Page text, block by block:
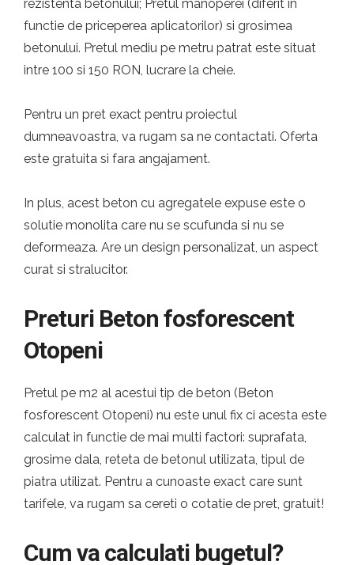
rezistenta betonului; Pretul manoperei (diferit in
functie de priceperea aplicatorilor) si grosimea
betonului. Pretul mediu pe metru patrat este situat
intre 100 si 150 RON, lucrare la cheie.
Pentru un pret exact pentru proiectul
dumneavoastra, va rugam sa ne contactati. Oferta
este gratuita si fara angajament.
In plus, acest beton cu agregatele expuse este o
solutie monolita care nu se scufunda si nu se
deformeaza. Are un design personalizat, un aspect
curat si stralucitor.
Preturi Beton fosforescent
Otopeni
Pretul pe m2 al acestui tip de beton (Beton
fosforescent Otopeni) nu este unul fix ci acesta este
calculat in functie de mai multi factori: suprafata,
grosime dala, reteta de betonul utilizata, tipul de
piatra utilizat. Pentru a cunoaste exact care sunt
tarifele, va rugam sa cereti o cotatie de pret, gratuit!
Cum va calculati bugetul?